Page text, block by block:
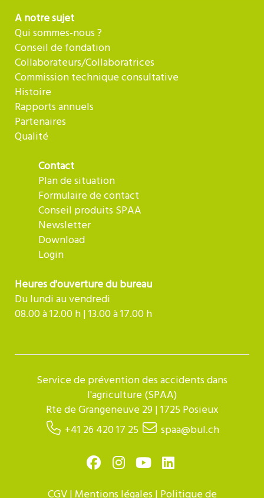
A notre sujet
Qui sommes-nous ?
Conseil de fondation
Collaborateurs/Collaboratrices
Commission technique consultative
Histoire
Rapports annuels
Partenaires
Qualité
Contact
Plan de situation
Formulaire de contact
Conseil produits SPAA
Newsletter
Download
Login
Heures d'ouverture du bureau
Du lundi au vendredi
08.00 à 12.00 h | 13.00 à 17.00 h
Service de prévention des accidents dans
l'agriculture (SPAA)
Rte de Grangeneuve 29 | 1725 Posieux
+41 26 420 17 25
spaa@bul.ch